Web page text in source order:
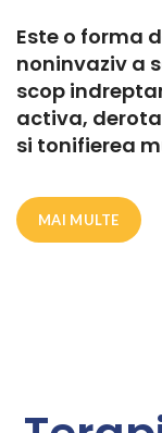
Este o forma
noninvaziv a
scop
activa,
si tonifierea
MAI MULTE